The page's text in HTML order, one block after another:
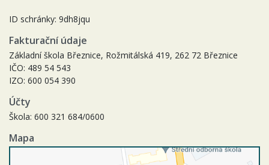
ID schránky: 9dh8jqu
Fakturační údaje
Základní škola Březnice, Rožmitálská 419, 262 72 Březnice
IČO: 489 54 543
IZO: 600 054 390
Účty
Škola: 600 321 684/0600
Mapa